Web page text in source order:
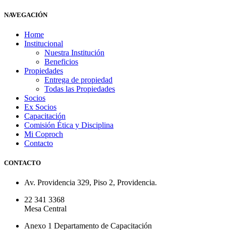
NAVEGACIÓN
Home
Institucional
Nuestra Institución
Beneficios
Propiedades
Entrega de propiedad
Todas las Propiedades
Socios
Ex Socios
Capacitación
Comisión Ética y Disciplina
Mi Coproch
Contacto
CONTACTO
Av. Providencia 329, Piso 2, Providencia.
22 341 3368
Mesa Central
Anexo 1 Departamento de Capacitación